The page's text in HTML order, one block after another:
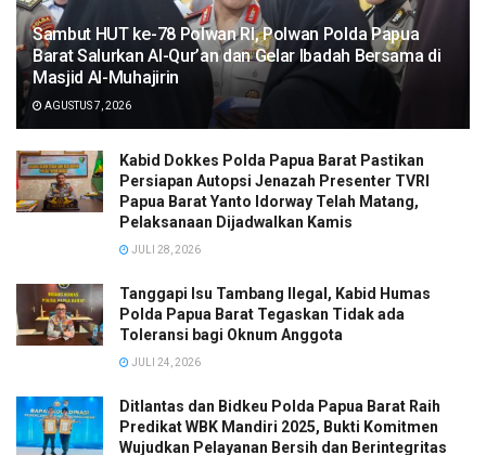
Sambut HUT ke-78 Polwan RI, Polwan Polda Papua
Barat Salurkan Al-Qur’an dan Gelar Ibadah Bersama di
Masjid Al-Muhajirin
AGUSTUS 7, 2026
Kabid Dokkes Polda Papua Barat Pastikan
Persiapan Autopsi Jenazah Presenter TVRI
Papua Barat Yanto Idorway Telah Matang,
Pelaksanaan Dijadwalkan Kamis
JULI 28, 2026
Tanggapi Isu Tambang Ilegal, Kabid Humas
Polda Papua Barat Tegaskan Tidak ada
Toleransi bagi Oknum Anggota
JULI 24, 2026
Ditlantas dan Bidkeu Polda Papua Barat Raih
Predikat WBK Mandiri 2025, Bukti Komitmen
Wujudkan Pelayanan Bersih dan Berintegritas